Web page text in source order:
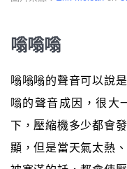
嗡嗡嗡
嗡嗡嗡的聲音可以說
嗡的聲音成因，很大
下，壓縮機多少都會
顯，但是當天氣太熱